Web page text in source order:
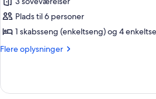
af
Comfort-
hus
-
Plads til 6 personer
1 skabsseng (enkeltseng) og 4
Flere oplysninger
Flere
hus